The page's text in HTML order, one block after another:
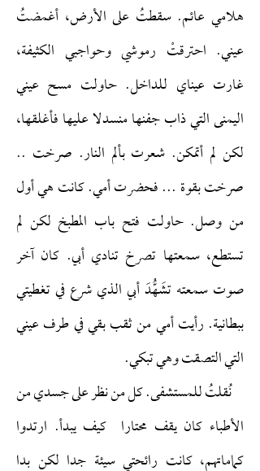
هلامي عائم. سقطتُ على الأرض، أغمضتُ
عيني. احترقتْ رموشي وحواجبي الكثيفة،
غارت عيناي للداخل. حاولت مسح عيني
اليمنى التي ذاب جفنها منسدلا عليها فأغلقها،
لكن لم أتمكن. شعرت بألم النار. صرخت ..
صرخت بقوة ... فحضرت أمي. كانت هي أول
من وصل. حاولت فتح باب المطبخ لكن لم
تستطع، سمعتها تصرخ تنادي أبي. كان آخر
صوت سمعته تشَهُّدَ أبي الذي شرع في تغطيتي
ببطانية. رأيت أمي من ثقب بقي في طرف عيني
التي التصقت وهي تبكي.
نُقلتُ للمستشفى. كل من نظر على جسدي من
الأطباء كان يقف محتارا كيف يبدأ. ارتدوا
كماماتهم، كانت رائحتي سيئة جدا لكن بدا